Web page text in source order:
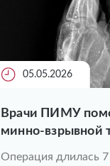
05.05.2026
Врачи ПИМУ
минно-взрывной
Операция длилась 7